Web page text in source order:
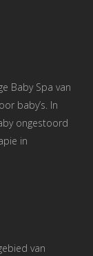
Baby Spa van
baby’s. In
ongestoord
in
van